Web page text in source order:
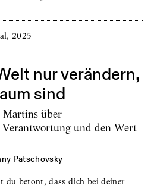
nur verändern,
sind
Martins über
und den Wert
Patschovsky
du betont, dass dich bei deiner